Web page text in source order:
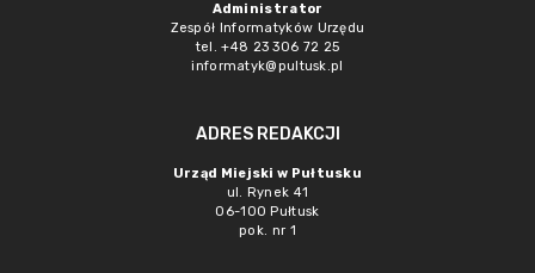
Administrator
Zespół Informatyków Urzędu
tel. +48 23 306 72 25
informatyk@pultusk.pl
ADRES REDAKCJI
Urząd Miejski w Pułtusku
ul. Rynek 41
06-100 Pułtusk
pok. nr 1